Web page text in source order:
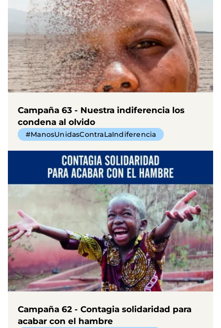
Campaña 63 - Nuestra indiferencia los
condena al olvido
#ManosUnidasContraLaIndiferencia
Campaña 62 - Contagia solidaridad para
acabar con el hambre